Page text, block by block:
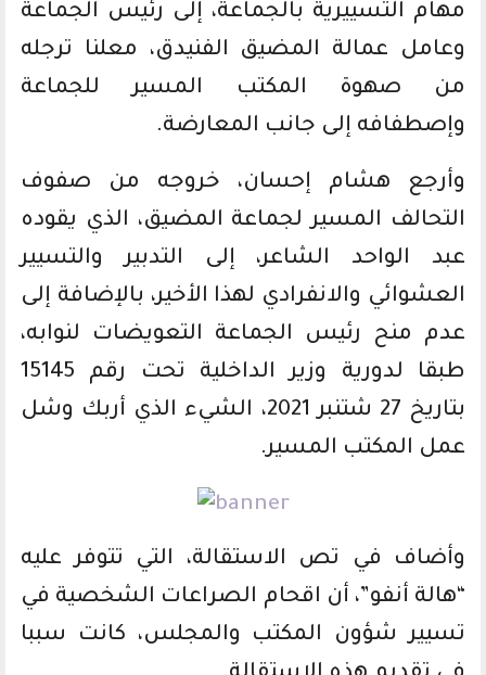
مهام التسييرية بالجماعة، إلى رئيس الجماعة
وعامل عمالة المضيق الفنيدق، معلنا ترجله
من صهوة المكتب المسير للجماعة
وإصطفافه إلى جانب المعارضة.
وأرجع هشام إحسان، خروجه من صفوف
التحالف المسير لجماعة المضيق، الذي يقوده
عبد الواحد الشاعر، إلى التدبير والتسيير
العشوائي والانفرادي لهذا الأخير، بالإضافة إلى
عدم منح رئيس الجماعة التعويضات لنوابه،
طبقا لدورية وزير الداخلية تحت رقم 15145
بتاريخ 27 شتنبر 2021، الشيء الذي أربك وشل
عمل المكتب المسير.
وأضاف في تص الاستقالة، التي تتوفر عليه
“هالة أنفو”، أن اقحام الصراعات الشخصية في
تسيير شؤون المكتب والمجلس، كانت سببا